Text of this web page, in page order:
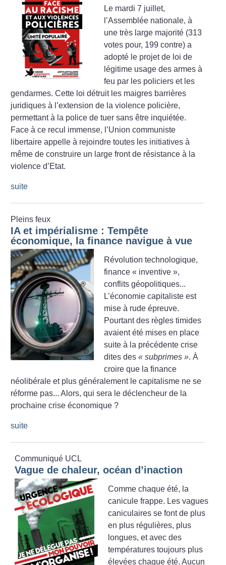
Le mardi 7 juillet,
l’Assemblée nationale, à
une très large majorité (313
votes pour, 199 contre) a
adopté le projet de loi de
légitime usage des armes à
feu par les policiers et les
gendarmes. Cette loi détruit les maigres barrières
juridiques à l’extension de la violence policière,
permettant à la police de tuer sans être inquiétée.
Face à ce recul immense, l’Union communiste
libertaire appelle à rejoindre toutes les initiatives à
même de construire un large front de résistance à la
violence d’Etat.
suite
Pleins feux
IA et impérialisme : Tempête
économique, la finance navigue à vue
Révolution technologique,
finance « inventive »,
conflits géopolitiques...
L’économie capitaliste est
mise à rude épreuve.
Pourtant des règles timides
avaient été mises en place
suite à la précédente crise
dites des« subprimes ». À
croire que la finance
néolibérale et plus généralement le capitalisme ne se
réforme pas... Alors, qui sera le déclencheur de la
prochaine crise économique ?
suite
Communiqué UCL
Vague de chaleur, océan d’inaction
Comme chaque été, la
canicule frappe. Les vagues
caniculaires se font de plus
en plus régulières, plus
longues, et avec des
températures toujours plus
élevées chaque été. Aucun